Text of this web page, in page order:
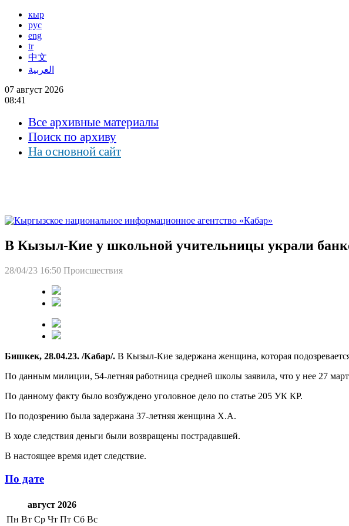
кыр
рус
eng
tr
中文
العربية
07 август 2026
08:41
Все архивные материалы
Поиск по архиву
На основной сайт
В Кызыл-Кие у школьной учительницы украли
28/04/23 16:50 Происшествия
Бишкек, 28.04.23. /Кабар/. В Кызыл-Кие задержана женщина, которая
По данным милиции, 54-летняя работница средней школы заявила, что у нее 27
По данному факту было возбуждено уголовное дело по статье 205 УК КР.
По подозрению была задержана 37-летняя женщина Х.А.
В ходе следствия деньги были возвращены пострадавшей.
В настоящее время идет следствие.
По дате
август 2026
Пн Вт Ср Чт Пт Сб Вс